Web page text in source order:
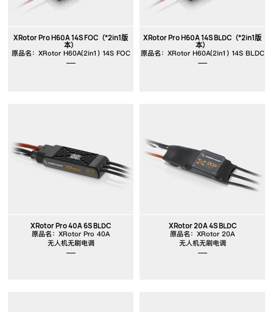
XRotor Pro H60A 14S FOC（*2in1版
本）
原品名：XRotor H60A(2in1) 14S FOC
XRotor Pro H60A 14S BLDC（*2in1版
本）
原品名：XRotor H60A(2in1) 14S BLDC
XRotor Pro 40A 6S BLDC
原品名：XRotor Pro 40A
无人机无刷电调
XRotor 20A 4S BLDC
原品名：XRotor 20A
无人机无刷电调